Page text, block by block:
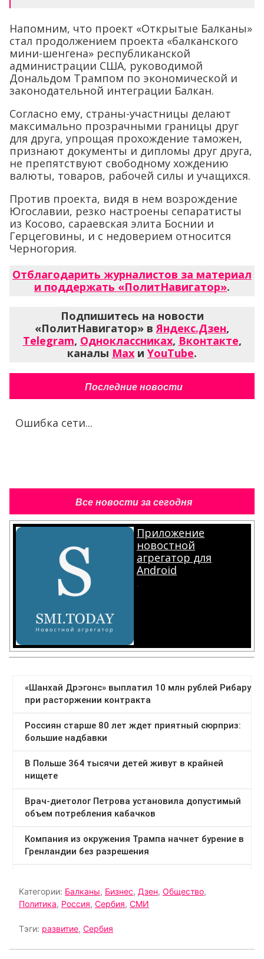
Напомним, что проект «Открытые Балканы»
стал продолжением проекта «балканского
мини-шенгена» республиканской
администрации США, руководимой
Дональдом Трампом по экономической и
законодательной интеграции Балкан.
Согласно ему, страны-участницы делают
максимально прозрачными границы друг
для друга, упрощая прохождение таможен,
признают документы и дипломы друг друга,
не препятствуют свободному хождению
валюты, товаров, рабочей силы и учащихся.
Против проекта, видя в нем возрождение
Югославии, резко настроены сепаратисты
из Косово, сараевская элита Боснии и
Герцеговины, и с недоверием относится
Черногория.
Отблагодарить журналистов за материал
и поддержать «ПолитНавигатор».
Подпишитесь на новости
«ПолитНавигатор» вЯндекс.Дзен,
Telegram, Одноклассниках, Вконтакте,
каналы Max и YouTube.
Последние новости
Ошибка сети...
Все новости за сегодня
Приложение
новостной
агрегатор для
Android
.
Категории: Балканы, Бизнес, Дзен, Общество,
Политика, Россия, Сербия, СМИ
Тэги: развитие, Сербия